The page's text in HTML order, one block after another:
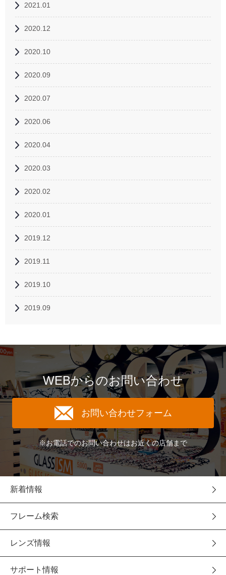
2021.01
2020.12
2020.10
2020.09
2020.07
2020.06
2020.04
2020.03
2020.02
2020.01
2019.12
2019.11
2019.10
2019.09
WEBからのお問い合わせ
お問い合わせフォーム
※お電話でのお問い合わせはお近くの店舗まで
新着情報
フレーム検索
レンズ情報
サポート情報